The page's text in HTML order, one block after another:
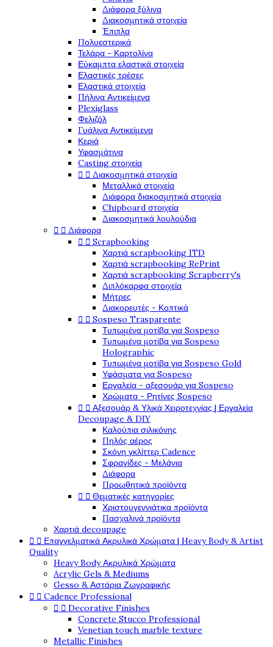
Διάφορα ξύλινα
Διακοσμητικά στοιχεία
Έπιπλα
Πολυεστερικά
Τελάρα - Καρτολίνα
Εύκαμπτα ελαστικά στοιχεία
Ελαστικές τρέσες
Ελαστικά στοιχεία
Πήλινα Αντικείμενα
Plexiglass
Φελιζόλ
Γυάλινα Αντικείμενα
Κεριά
Υφασμάτινα
Casting στοιχεία
  Διακοσμητικά στοιχεία
Μεταλλικά στοιχεία
Διάφορα διακοσμητικά στοιχεία
Chipboard στοιχεία
Διακοσμητικά λουλούδια
  Διάφορα
  Scrapbooking
Χαρτιά scrapbooking ITD
Χαρτιά scrapbooking RePrint
Χαρτιά scrapbooking Scrapberry's
Διπλόκαρφα στοιχεία
Μήτρες
Διακορευτές - Κοπτικά
  Sospeso Trasparente
Τυπωμένα μοτίβα για Sospeso
Τυπωμένα μοτίβα για Sospeso
Holographic
Τυπωμένα μοτίβα για Sospeso Gold
Υφάσματα για Sospeso
Εργαλεία - αξεσουάρ για Sospeso
Χρώματα - Ρητίνες Sospeso
  Αξεσουάρ & Υλικά Χειροτεχνίας | Εργαλεία
Decoupage & DIY
Καλούπια σιλικόνης
Πηλός αέρος
Σκόνη γκλίττερ Cadence
Σφραγίδες - Μελάνια
Διάφορα
Προωθητικά προϊόντα
  Θεματικές κατηγορίες
Χριστουγεννιάτικα προϊόντα
Πασχαλινά προϊόντα
Χαρτιά decoupage
  Επαγγελματικά Ακρυλικά Χρώματα | Heavy Body & Artist
Quality
Heavy Body Ακρυλικά Χρώματα
Acrylic Gels & Mediums
Gesso & Αστάρια Ζωγραφικής
  Cadence Professional
  Decorative Finishes
Concrete Stucco Professional
Venetian touch marble texture
Metallic Finishes